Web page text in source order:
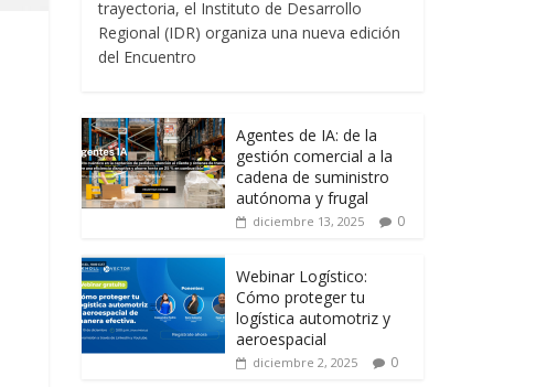
b
o
o
k
er l s
p
gr
trayectoria, el Instituto de Desarrollo
Regional (IDR) organiza una nueva edición
del Encuentro
Agentes de IA: de la
gestión comercial a la
cadena de suministro
autónoma y frugal
diciembre 13, 2025 0
Webinar Logístico:
Cómo proteger tu
logística automotriz y
aeroespacial
diciembre 2, 2025 0